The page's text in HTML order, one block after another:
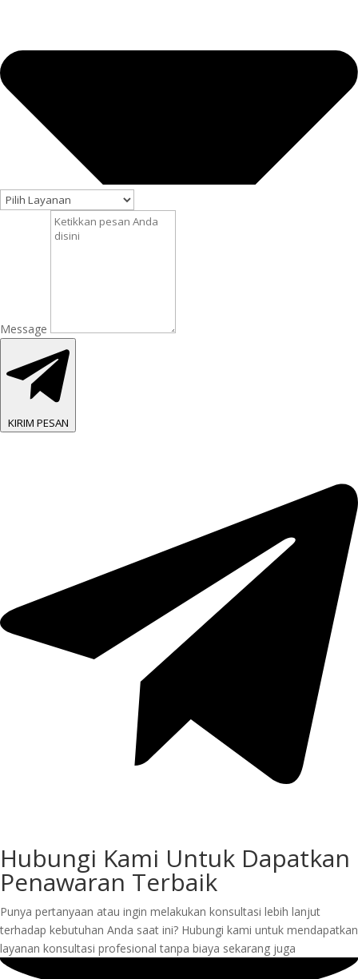
Message
KIRIM PESAN
Hubungi Kami Untuk Dapatkan
Penawaran Terbaik
Punya pertanyaan atau ingin melakukan konsultasi lebih lanjut
terhadap kebutuhan Anda saat ini? Hubungi kami untuk mendapatkan
layanan konsultasi profesional tanpa biaya sekarang juga